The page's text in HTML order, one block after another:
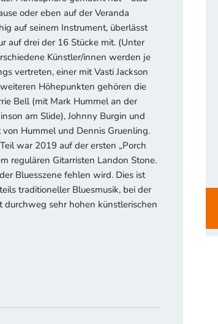
oder eben auf der Veranda
auf seinem Instrument, überlässt
auf drei der 16 Stücke mit. (Unter
Künstler/innen werden je
vertreten, einer mit Vasti Jackson
Höhepunkten gehören die
Bell (mit Mark Hummel an der
am Slide), Johnny Burgin und
Hummel und Dennis Gruenling.
war 2019 auf der ersten „Porch
regulären Gitarristen Landon Stone.
Bluesszene fehlen wird. Dies ist
traditioneller Bluesmusik, bei der
sehr hohen künstlerischen